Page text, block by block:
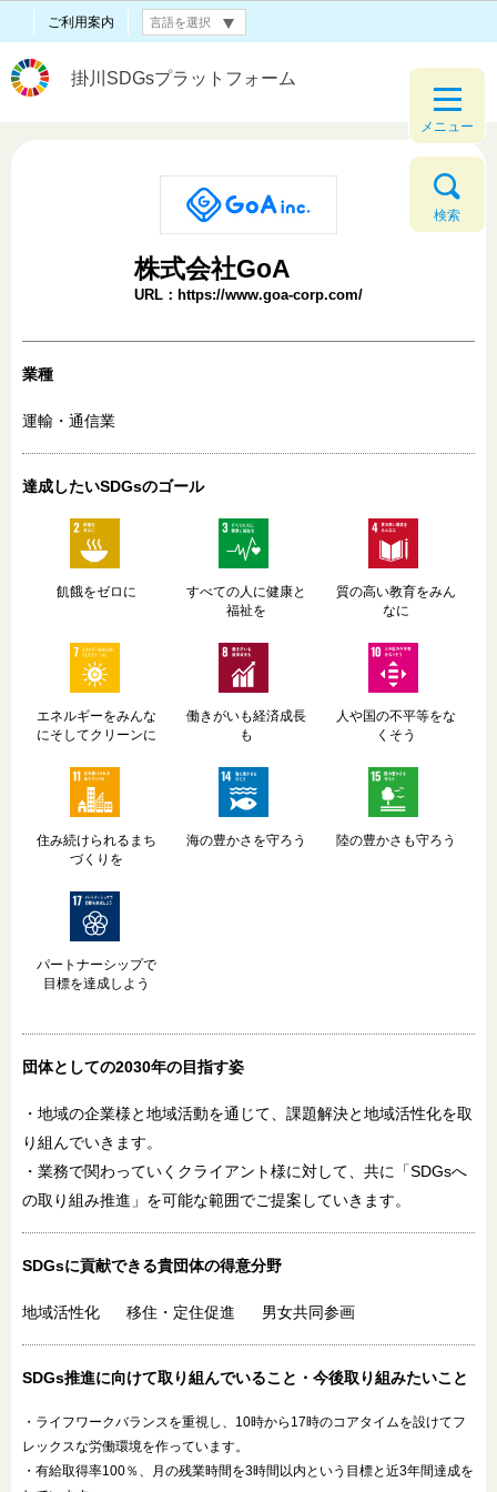
ご利用案内
掛川SDGsプラットフォーム
メニュー
検索
株式会社GoA
URL：https://www.goa-corp.com/
業種
運輸・通信業
達成したいSDGsのゴール
飢餓をゼロに
すべての人に健康と
福祉を
質の高い教育をみん
なに
エネルギーをみんな
にそしてクリーンに
働きがいも経済成長
も
人や国の不平等をな
くそう
住み続けられるまち
づくりを
海の豊かさを守ろう 陸の豊かさも守ろう
パートナーシップで
目標を達成しよう
団体としての2030年の目指す姿
・地域の企業様と地域活動を通じて、課題解決と地域活性化を取
り組んでいきます。
・業務で関わっていくクライアント様に対して、共に「SDGsへ
の取り組み推進」を可能な範囲でご提案していきます。
SDGsに貢献できる貴団体の得意分野
地域活性化 移住・定住促進 男女共同参画
SDGs推進に向けて取り組んでいること・ 今後取り組みたいこと
・ライフワークバランスを重視し、10時から17時のコアタイムを設けてフ
レックスな労働環境を作っています。
・有給取得率100％、月の残業時間を3時間以内という目標と近3年間達成を